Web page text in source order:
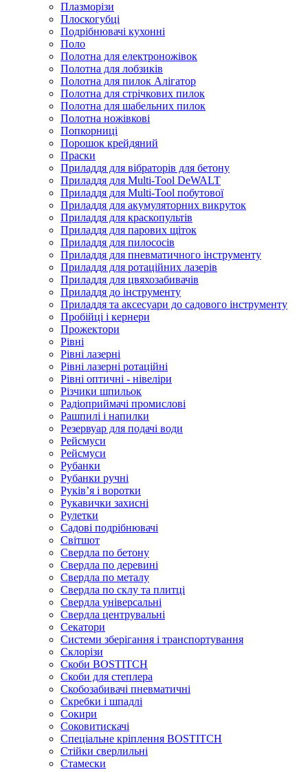
Плазморізи
Плоскогубці
Подрібнювачі кухонні
Поло
Полотна для електроножівок
Полотна для лобзиків
Полотна для пилок Алігатор
Полотна для стрічкових пилок
Полотна для шабельних пилок
Полотна ножівкові
Попкорниці
Порошок крейдяний
Праски
Приладдя для вібраторів для бетону
Приладдя для Multi-Tool DeWALT
Приладдя для Multi-Tool побутової
Приладдя для акумуляторних викруток
Приладдя для краскопультів
Приладдя для парових щіток
Приладдя для пилососів
Приладдя для пневматичного інструменту
Приладдя для ротаційних лазерів
Приладдя для цвяхозабивачів
Приладдя до інструменту
Приладдя та аксесуари до садового інструменту
Пробійці і кернери
Прожектори
Рівні
Рівні лазерні
Рівні лазерні ротаційні
Рівні оптичні - нівеліри
Різчики шпильок
Радіоприймачі промислові
Рашпилі і напилки
Резервуар для подачі води
Рейсмуси
Рейсмуси
Рубанки
Рубанки ручні
Руківʼя і воротки
Рукавички захисні
Рулетки
Садові подрібнювачі
Світшот
Свердла по бетону
Свердла по деревині
Свердла по металу
Свердла по склу та плитці
Свердла універсальні
Свердла центрувальні
Секатори
Системи зберігання і транспортування
Склорізи
Скоби BOSTITCH
Скоби для степлера
Скобозабивачі пневматичні
Скребки і шпадлі
Сокири
Соковитискачі
Спеціальне кріплення BOSTITCH
Стійки сверлильні
Стамески